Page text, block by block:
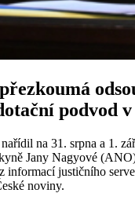
podvod
na 31. srpna a 1.
Jany Nagyové
informací justičního
noviny.